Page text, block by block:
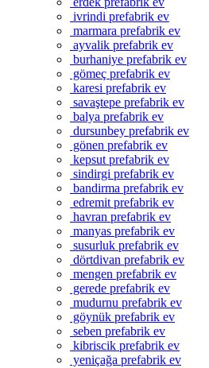
ivrindi prefabrik ev
marmara prefabrik ev
ayvalik prefabrik ev
burhaniye prefabrik ev
gömeç prefabrik ev
karesi prefabrik ev
savaştepe prefabrik ev
balya prefabrik ev
dursunbey prefabrik ev
gönen prefabrik ev
kepsut prefabrik ev
sindirgi prefabrik ev
bandirma prefabrik ev
edremit prefabrik ev
havran prefabrik ev
manyas prefabrik ev
susurluk prefabrik ev
dörtdivan prefabrik ev
mengen prefabrik ev
gerede prefabrik ev
mudurnu prefabrik ev
göynük prefabrik ev
seben prefabrik ev
kibriscik prefabrik ev
yeniçağa prefabrik ev